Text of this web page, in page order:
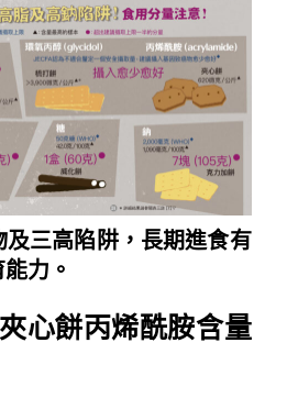
三高陷阱，長期進食有
力。
心餅丙烯酰胺含量